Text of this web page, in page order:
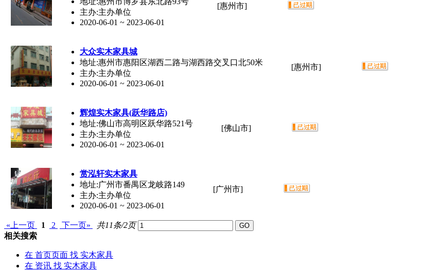
主办:主办单位
2020-06-01 ~ 2023-06-01
[惠州市]
大众实木家具城
地址:惠州市惠阳区湖西二路与湖西路交叉口北50米
主办:主办单位
2020-06-01 ~ 2023-06-01
[惠州市]
辉煌实木家具(跃华路店)
地址:佛山市高明区跃华路521号
主办:主办单位
2020-06-01 ~ 2023-06-01
[佛山市]
赏泓轩实木家具
地址:广州市番禺区龙岐路149
主办:主办单位
2020-06-01 ~ 2023-06-01
[广州市]
«上一页 1 2 下一页»
共11条/2页
相关搜索
在 首页页面 找 实木家具
在 资讯 找 实木家具